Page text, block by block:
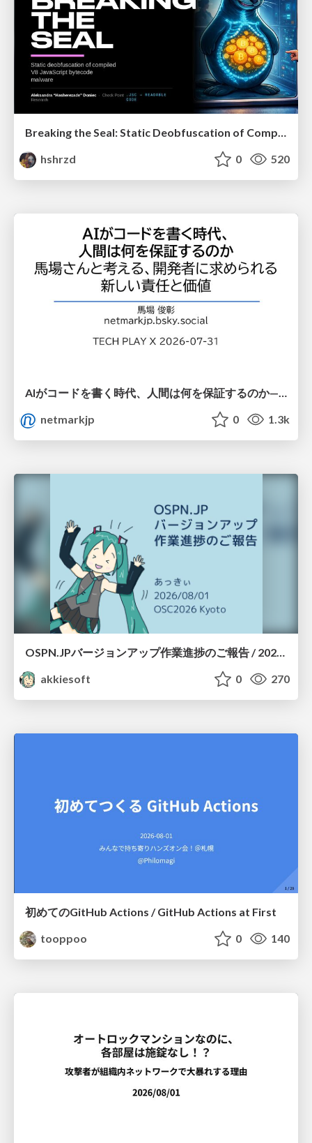
Breaking the Seal: Static Deobfuscation of Compiled V8 JavaScript Bytecode Malware
hshrzd
0 520
netmarkjp
0 1.3k
OSPN.JPバージョンアップ作業進捗のご報告 / 20260801-osc26kyoto
akkiesoft
0 270
初めてのGitHub Actions / GitHub Actions at First
tooppoo
0 140